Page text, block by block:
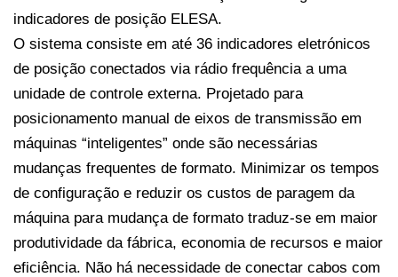
indicadores de posição ELESA.
O sistema consiste em até 36 indicadores eletrónicos
de posição conectados via rádio frequência a uma
unidade de controle externa. Projetado para
posicionamento manual de eixos de transmissão em
máquinas “inteligentes” onde são necessárias
mudanças frequentes de formato. Minimizar os tempos
de configuração e reduzir os custos de paragem da
máquina para mudança de formato traduz-se em maior
produtividade da fábrica, economia de recursos e maior
eficiência. Não há necessidade de conectar cabos com